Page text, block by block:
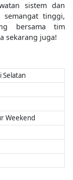
sistem dan
semangat tinggi,
bersama tim
sekarang juga!
Selatan
Weekend